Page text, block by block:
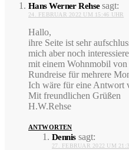
Hans Werner Rehse sagt:
24. FEBRUAR 2022 UM 15:46 UHR
Hallo,
ihre Seite ist sehr
mich aber noch
mit einem Wohnmobil
Rundreise für mehrere
Ich wäre für eine Antwort
Mit freundlichen Grüßen
H.W.Rehse
ANTWORTEN
Dennis sagt:
27. FEBRUAR 2022 UM